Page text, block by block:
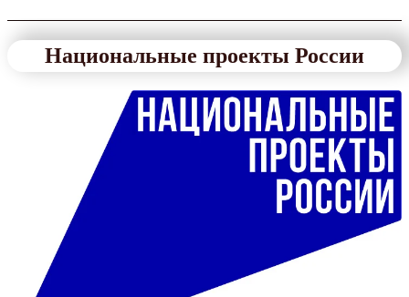
Национальные проекты России